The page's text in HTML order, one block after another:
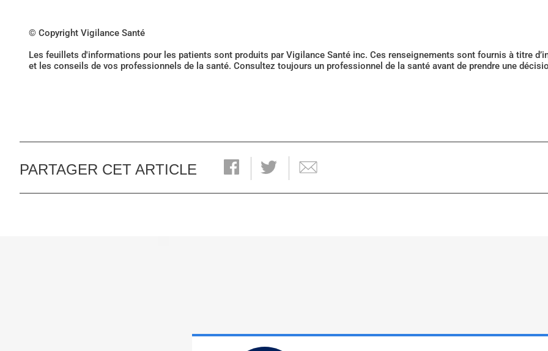
© Copyright Vigilance Santé
Les feuillets d'informations pour les patients sont produits par Vigilance Santé inc. Ces renseignements sont fournis à titre
et les conseils de vos professionnels de la santé. Consultez toujours un professionnel de la santé avant de prendre une
PARTAGER CET ARTICLE